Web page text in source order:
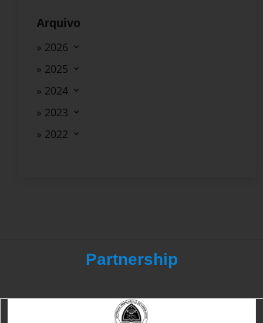
Arquivo
» 2026
» 2025
» 2024
» 2023
» 2022
Partnership